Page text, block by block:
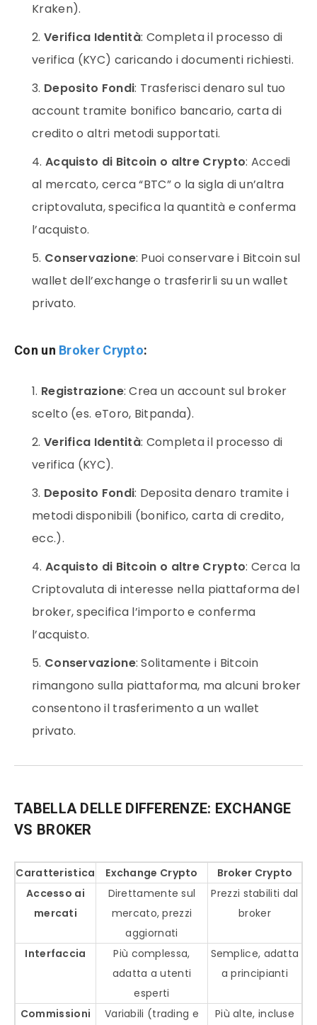
Kraken).
Verifica Identità: Completa il processo di
verifica (KYC) caricando i documenti richiesti.
Deposito Fondi: Trasferisci denaro sul tuo
account tramite bonifico bancario, carta di
credito o altri metodi supportati.
Acquisto di Bitcoin o altre Crypto: Accedi
al mercato, cerca “BTC” o la sigla di un’altra
criptovaluta, specifica la quantità e conferma
l’acquisto.
Conservazione: Puoi conservare i Bitcoin sul
wallet dell’exchange o trasferirli su un wallet
privato.
Con un Broker Crypto:
Registrazione: Crea un account sul broker
scelto (es. eToro, Bitpanda).
Verifica Identità: Completa il processo di
verifica (KYC).
Deposito Fondi: Deposita denaro tramite i
metodi disponibili (bonifico, carta di credito,
ecc.).
Acquisto di Bitcoin o altre Crypto: Cerca la
Criptovaluta di interesse nella piattaforma del
broker, specifica l’importo e conferma
l’acquisto.
Conservazione: Solitamente i Bitcoin
rimangono sulla piattaforma, ma alcuni broker
consentono il trasferimento a un wallet
privato.
TABELLA DELLE DIFFERENZE: EXCHANGE
VS BROKER
Caratteristica Exchange Crypto Broker Crypto
Accesso ai
mercati
Direttamente sul
mercato, prezzi
aggiornati
Prezzi stabiliti dal
broker
Interfaccia
Più complessa,
adatta a utenti
esperti
Semplice, adatta
a principianti
Commissioni Variabili (trading e Più alte, incluse